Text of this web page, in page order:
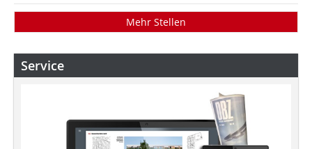
Mehr Stellen
Service